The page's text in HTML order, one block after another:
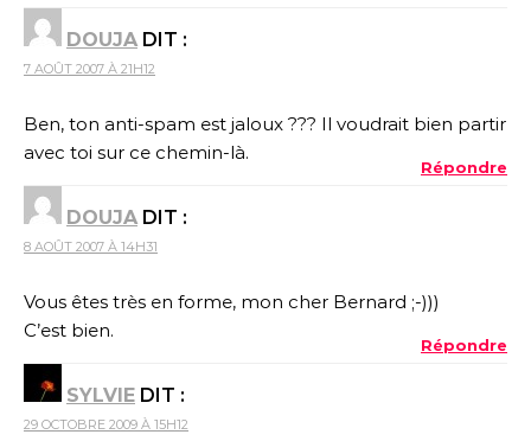
DOUJA DIT :
7 AOÛT 2007 À 21H12
Ben, ton anti-spam est jaloux ??? Il voudrait bien partir
avec toi sur ce chemin-là.
Répondre
DOUJA DIT :
8 AOÛT 2007 À 14H31
Vous êtes très en forme, mon cher Bernard ;-)))
C’est bien.
Répondre
SYLVIE DIT :
29 OCTOBRE 2009 À 15H12